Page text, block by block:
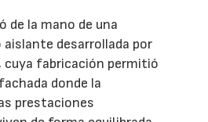
de la mano de una
aislante desarrollada por
cuya fabricación permitió
donde la
prestaciones